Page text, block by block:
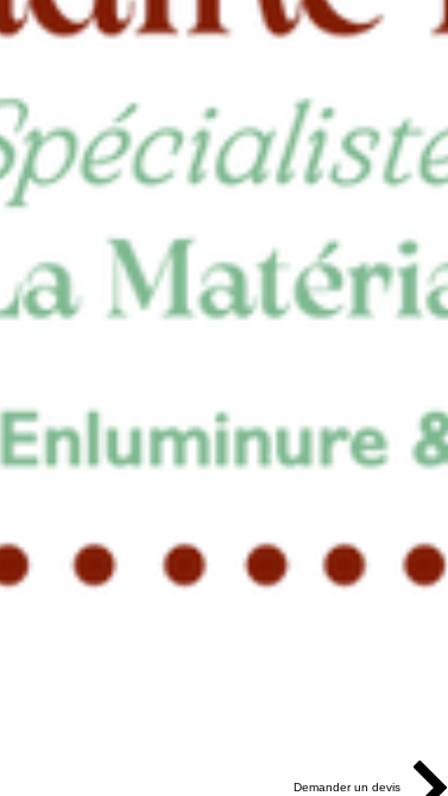
Demander un devis